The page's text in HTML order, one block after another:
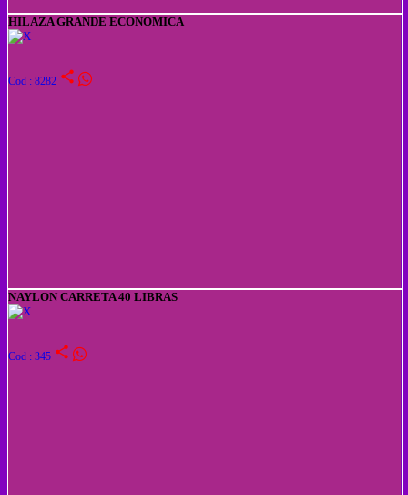
HILAZA GRANDE ECONOMICA
Cod : 8282 share
NAYLON CARRETA 40 LIBRAS
Cod : 345 share